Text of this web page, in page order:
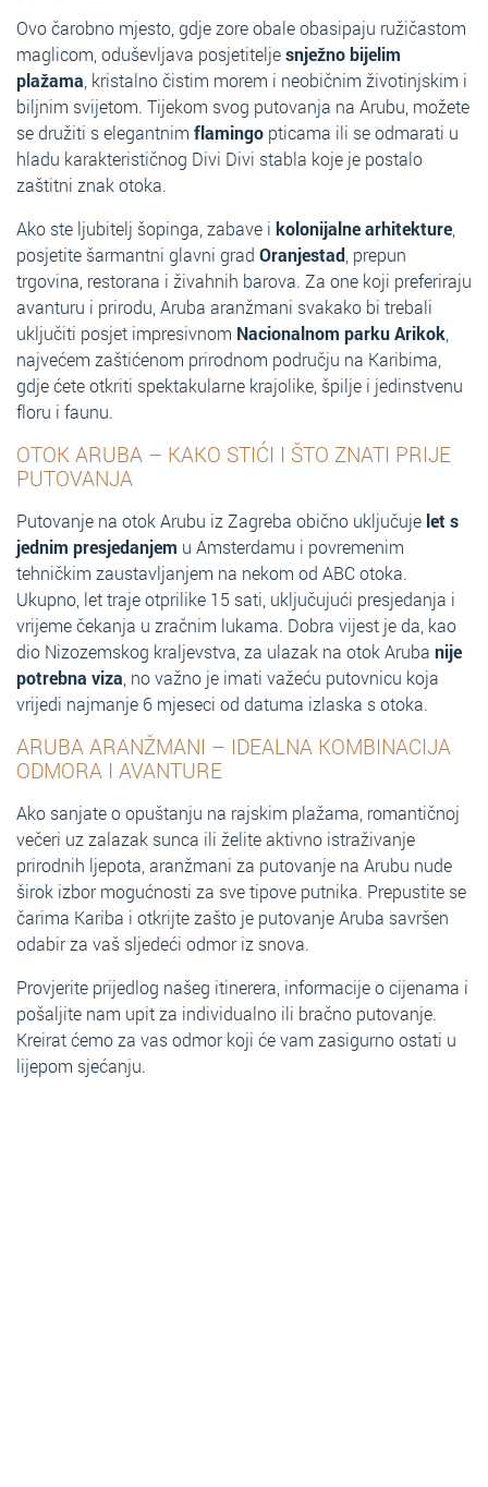
Ovo čarobno mjesto, gdje zore obale obasipaju ružičastom
maglicom, oduševljava posjetiteljesnježno bijelim
plažama , kristalno čistim morem i neobičnim životinjskim i
biljnim svijetom. Tijekom svog putovanja na Arubu, možete
se družiti s elegantnim flamingo pticama ili se odmarati u
hladu karakterističnog Divi Divi stabla koje je postalo
zaštitni znak otoka.
Ako ste ljubitelj šopinga, zabave i kolonijalne arhitekture
posjetite šarmantni glavni grad Oranjestad , prepun
trgovina, restorana i živahnih barova. Za one koji preferiraju
avanturu i prirodu, Aruba aranžmani svakako bi trebali
uključiti posjet impresivnom Nacionalnom parku Arikok
najvećem zaštićenom prirodnom području na Karibima,
gdje ćete otkriti spektakularne krajolike, špilje i jedinstvenu
floru i faunu.
OTOK ARUBA – KAKO STIĆI I ŠTO ZNATI PRIJE
PUTOVANJA
Putovanje na otok Arubu iz Zagreba obično uključuje let s
jednim presjedanjem u Amsterdamu i povremenim
tehničkim zaustavljanjem na nekom od ABC otoka.
Ukupno, let traje otprilike 15 sati, uključujući presjedanja i
vrijeme čekanja u zračnim lukama. Dobra vijest je da, kao
dio Nizozemskog kraljevstva, za ulazak na otok Aruba nije
potrebna viza , no važno je imati važeću putovnicu koja
vrijedi najmanje 6 mjeseci od datuma izlaska s otoka.
ARUBA ARANŽMANI – IDEALNA KOMBINACIJA
ODMORA I AVANTURE
Ako sanjate o opuštanju na rajskim plažama, romantičnoj
večeri uz zalazak sunca ili želite aktivno istraživanje
prirodnih ljepota, aranžmani za putovanje na Arubu nude
širok izbor mogućnosti za sve tipove putnika. Prepustite se
čarima Kariba i otkrijte zašto je putovanje Aruba savršen
odabir za vaš sljedeći odmor iz snova.
Provjerite prijedlog našeg itinerera, informacije o cijenama i
pošaljite nam upit za individualno ili bračno putovanje.
Kreirat ćemo za vas odmor koji će vam zasigurno ostati u
lijepom sjećanju.